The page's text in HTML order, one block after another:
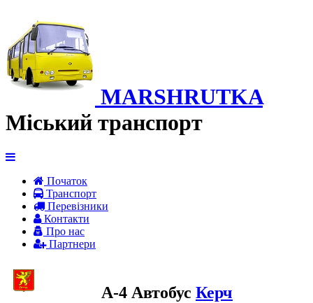
MARSHRUTKA
Міський транспорт
Початок
Транспорт
Перевiзники
Контакти
Про нас
Партнери
A-4 Автобус Керч